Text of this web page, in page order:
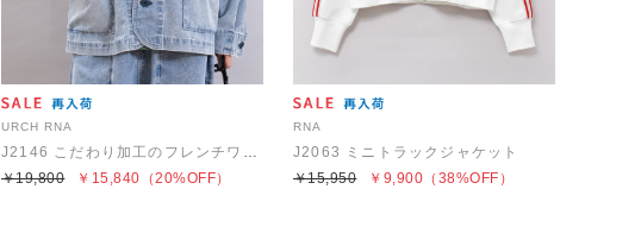
URCH RNA
J2146 こだわり加工のフレンチワークジャケット
￥15,840
￥19,800 （20%OFF）
RNA
J2063 ミニトラックジャケット
￥9,900
￥15,950 （38%OFF）